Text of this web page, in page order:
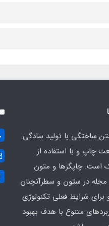
ساختگی با تولید سادگی
چاپ و با استفاده از
است. چاپگرها و متون
مجله در ستون و سطرآنچنان
شرایط فعلی تکنولوژی
متنوع با هدف بهبود